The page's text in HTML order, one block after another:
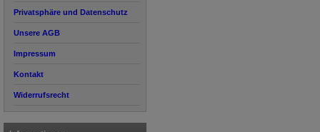
Privatsphäre und Datenschutz
Unsere AGB
Impressum
Kontakt
Widerrufsrecht